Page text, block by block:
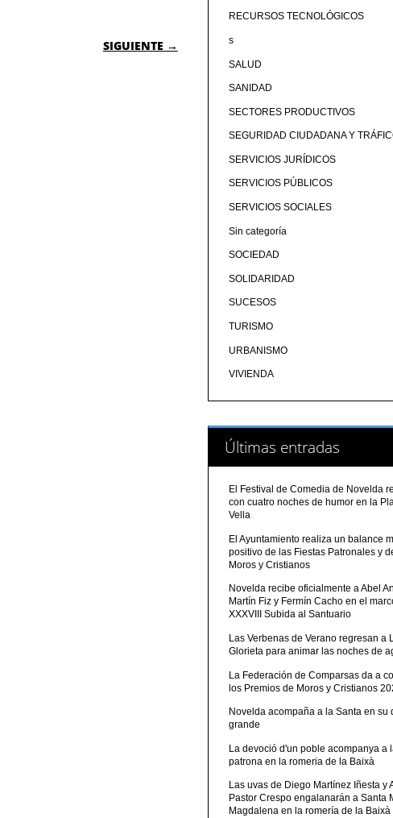
SIGUIENTE →
RECURSOS TECNOLÓGICOS
s
SALUD
SANIDAD
SECTORES PRODUCTIVOS
SEGURIDAD CIUDADANA Y
SERVICIOS JURÍDICOS
SERVICIOS PÚBLICOS
SERVICIOS SOCIALES
Sin categoría
SOCIEDAD
SOLIDARIDAD
SUCESOS
TURISMO
URBANISMO
VIVIENDA
Últimas entradas
El Festival de Comedia de Novelda
con cuatro noches de humor en la
Vella
El Ayuntamiento realiza un balance
positivo de las Fiestas Patronales y
Moros y Cristianos
Novelda recibe oficialmente a Abel
Martín Fiz y Fermín Cacho en el
XXXVIII Subida al Santuario
Las Verbenas de Verano regresan a
Glorieta para animar las noches de
La Federación de Comparsas da a
los Premios de Moros y Cristianos
Novelda acompaña a la Santa en su
grande
La devoció d'un poble acompanya a
patrona en la romeria de la Baixà
Las uvas de Diego Martínez Iñesta y
Pastor Crespo engalanarán a Santa
Magdalena en la romería de la Baixà